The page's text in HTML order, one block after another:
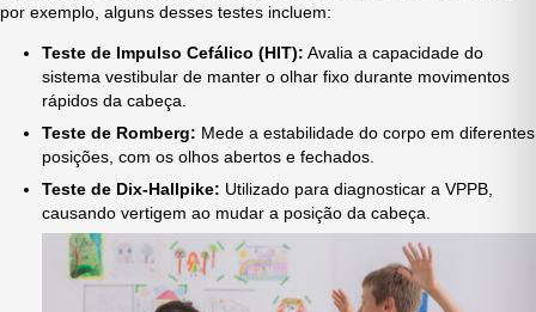
por exemplo, alguns desses testes incluem:
Teste de Impulso Cefálico (HIT): Avalia a capacidade do
sistema vestibular de manter o olhar fixo durante movimentos
rápidos da cabeça.
Teste de Romberg: Mede a estabilidade do corpo em diferentes
posições, com os olhos abertos e fechados.
Teste de Dix-Hallpike: Utilizado para diagnosticar a VPPB,
causando vertigem ao mudar a posição da cabeça.